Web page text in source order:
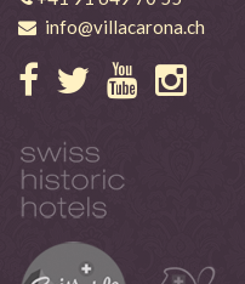
info@villacarona.ch